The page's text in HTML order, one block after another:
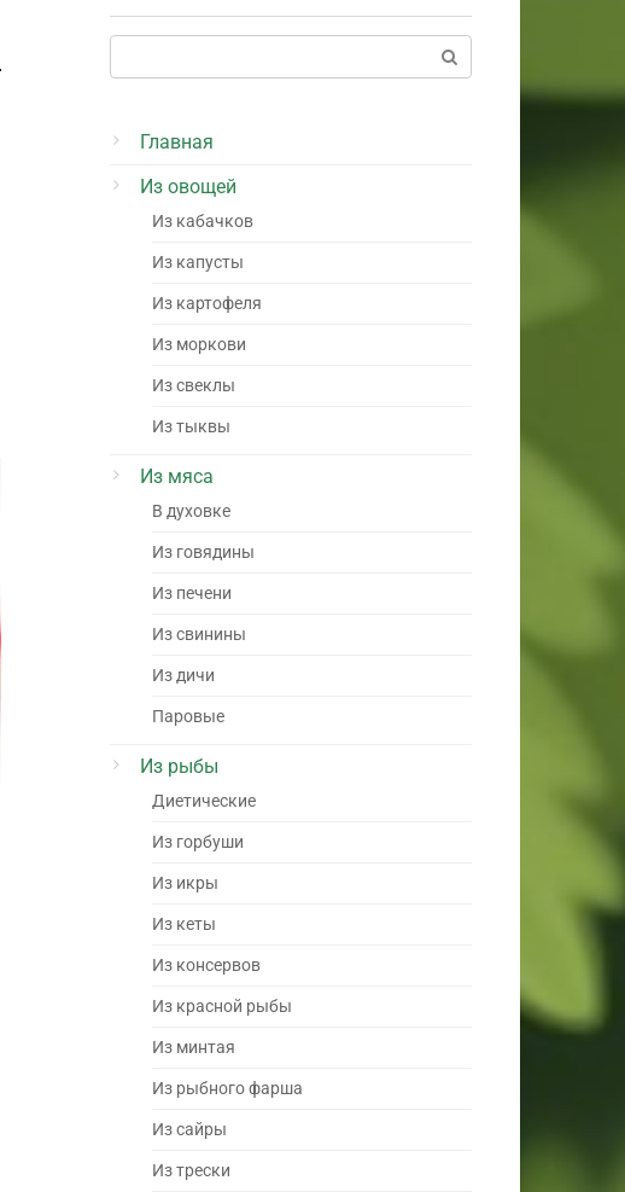
Главная
Из овощей
Из кабачков
Из капусты
Из картофеля
Из моркови
Из свеклы
Из тыквы
Из мяса
В духовке
Из говядины
Из печени
Из свинины
Из дичи
Паровые
Из рыбы
Диетические
Из горбуши
Из икры
Из кеты
Из консервов
Из красной рыбы
Из минтая
Из рыбного фарша
Из сайры
Из трески